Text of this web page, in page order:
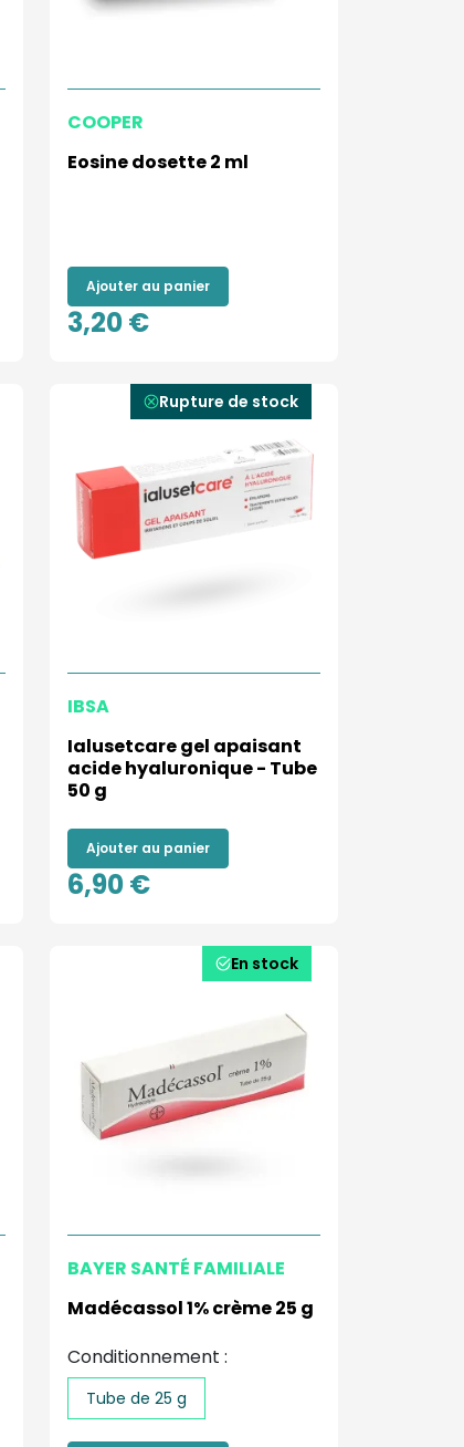
COOPER
Eosine dosette 2 ml
Ajouter au panier
3,20 €
Rupture de stock
IBSA
Ialusetcare gel apaisant
acide hyaluronique - Tube
50 g
Ajouter au panier
6,90 €
En stock
BAYER SANTÉ FAMILIALE
Madécassol 1% crème 25 g
Conditionnement :
Tube de 25 g